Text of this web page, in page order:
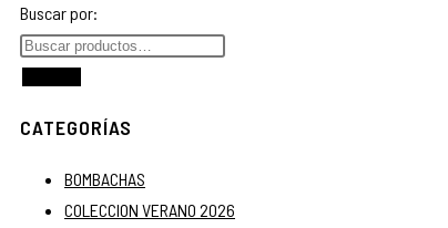
Buscar por:
CATEGORÍAS
BOMBACHAS
COLECCION VERANO 2026